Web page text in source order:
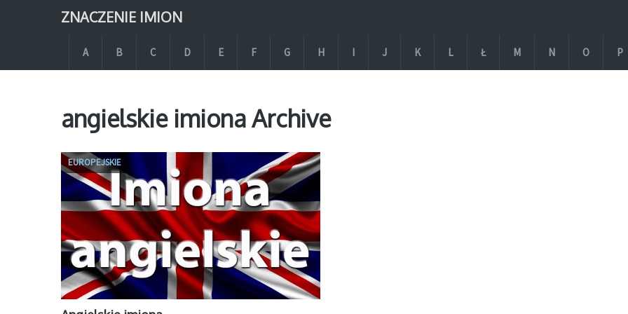
ZNACZENIE IMION
A B C D E F G H I J K L Ł M N O P
angielskie imiona Archive
EUROPEJSKIE